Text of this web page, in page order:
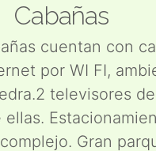
Cabañas
cuentan con
por WI FI,
televisores
ellas.
Gran